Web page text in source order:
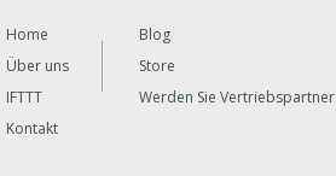
Home Blog
Über uns
Store
IFTTT
Werden Sie Vertriebspartner
Kontakt